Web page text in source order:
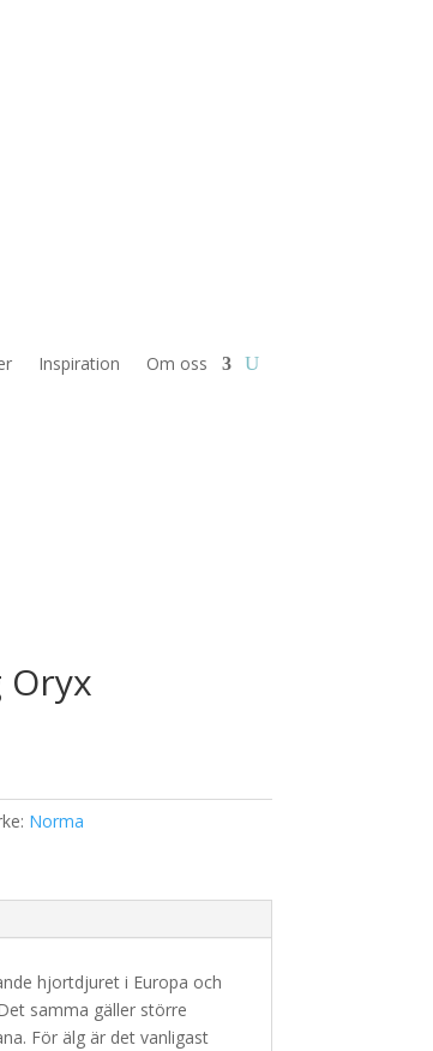
Inspiration Om oss
Oryx
Norma
hjortdjuret i Europa och
samma gäller större
För älg är det vanligast